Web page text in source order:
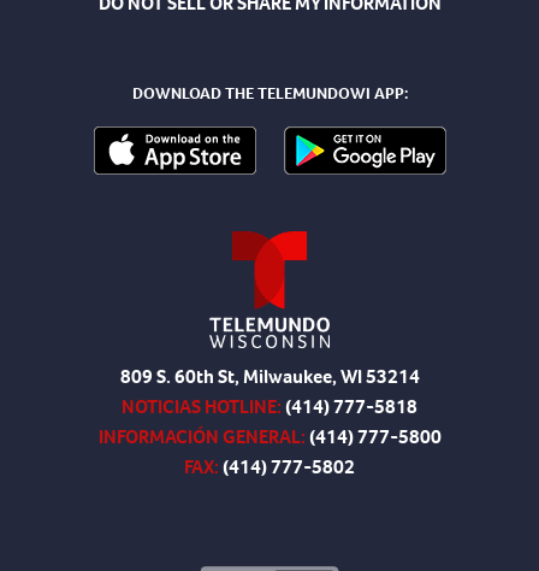
DOWNLOAD THE TELEMUNDOWI APP:
809 S. 60th St, Milwaukee, WI 53214
NOTICIAS HOTLINE:(414) 777-5818
INFORMACIÓN GENERAL:(414) 777-5800
FAX:(414) 777-5802